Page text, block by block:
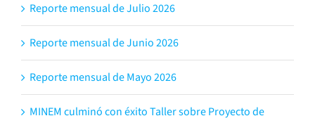
Reporte mensual de Julio 2026
Reporte mensual de Junio 2026
Reporte mensual de Mayo 2026
MINEM culminó con éxito Taller sobre Proyecto de